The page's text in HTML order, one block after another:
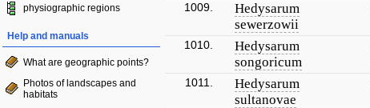
physiographic regions
Help and manuals
What are geographic points?
Photos of landscapes and
habitats
1009.
Hedysarum
sewerzowii
1010.
Hedysarum
songoricum
1011.
Hedysarum
sultanovae